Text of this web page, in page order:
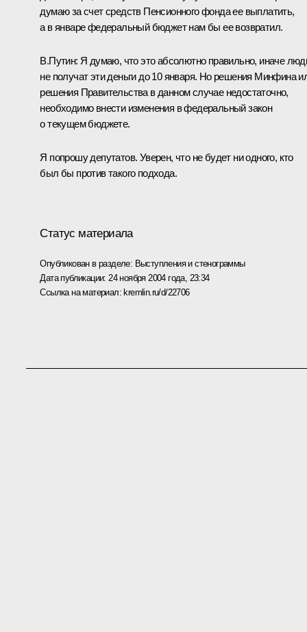
думаю за счет средств Пенсионного фонда ее выплатить,
а в январе федеральный бюджет нам бы ее возвратил.
В.Путин: Я думаю, что это абсолютно правильно, иначе
не получат эти деньги до 10 января. Но решения Минфина
решения Правительства в данном случае недостаточно,
необходимо внести изменения в федеральный закон
о текущем бюджете.
Я попрошу депутатов. Уверен, что не будет ни одного, кто
был бы против такого подхода.
Статус материала
Опубликован в разделе: Выступления и стенограммы
Дата публикации: 24 ноября 2004 года, 23:34
Ссылка на материал:kremlin.ru/d/22706